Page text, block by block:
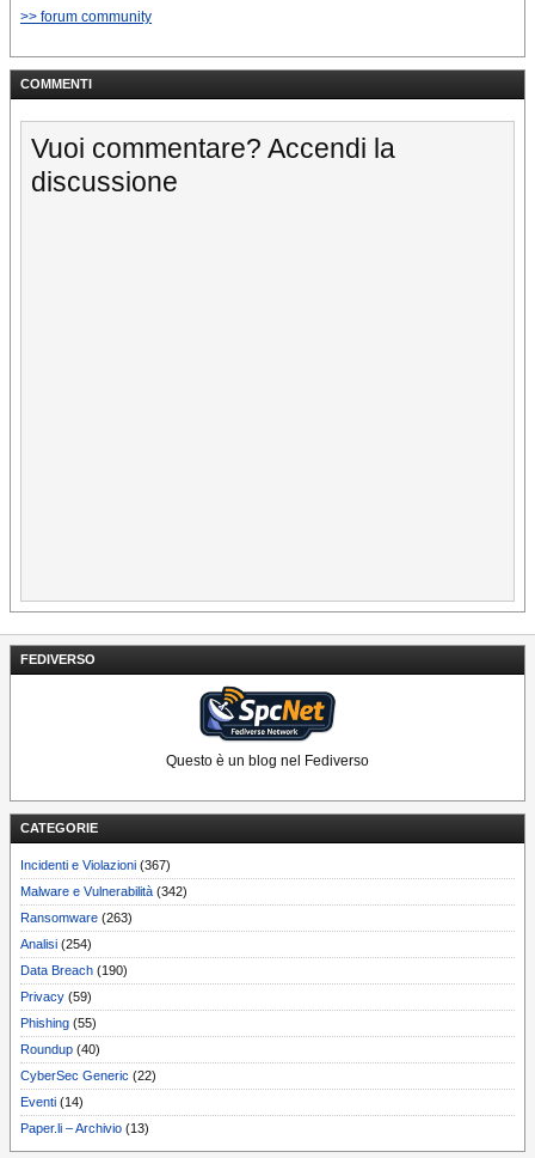
FEDIVERSO
Questo è un blog nel Fediverso
CATEGORIE
Incidenti e Violazioni (367)
Malware e Vulnerabilità (342)
Ransomware (263)
Analisi (254)
Data Breach (190)
Privacy (59)
Phishing (55)
Roundup (40)
CyberSec Generic (22)
Eventi (14)
Paper.li – Archivio (13)
>> forum community
COMMENTI
Vuoi commentare? Accendi la
discussione